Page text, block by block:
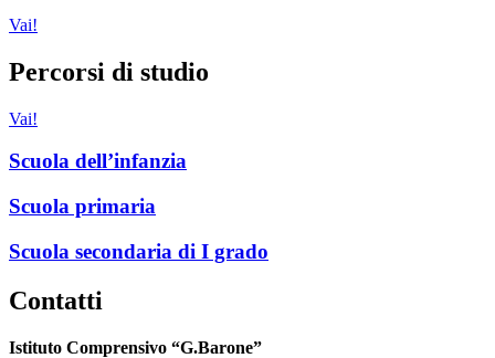
Vai!
Percorsi di studio
Vai!
Scuola dell’infanzia
Scuola primaria
Scuola secondaria di I grado
Contatti
Istituto Comprensivo “G.Barone”